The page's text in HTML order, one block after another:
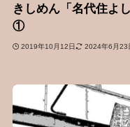
きしめん「名代住よ
①
2019年10月12日 2024年6月23